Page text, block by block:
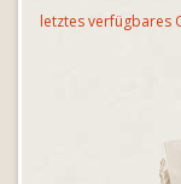
letztes verfügbares